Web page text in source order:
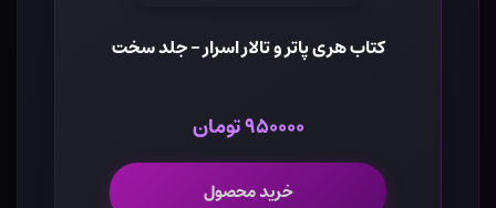
کتاب هری پاتر و تالار اسرار - جلد سخت
۹۵۰۰۰۰ تومان
خرید محصول